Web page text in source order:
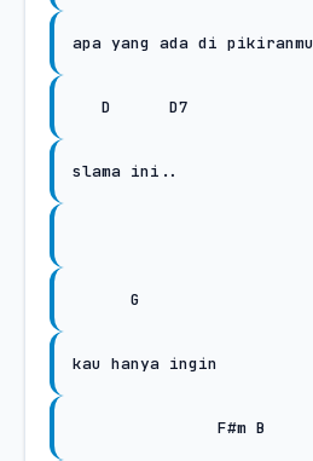
apa yang ada di pikiranmu
D D7
slama ini..
G
kau hanya ingin
F#m B